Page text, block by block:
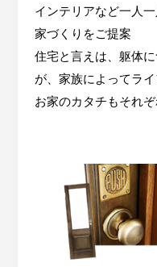
インテリアなど一人
家づくりをご提案
住宅と言えは、躯体
が、家族によってラ
お家のカタチもそれ